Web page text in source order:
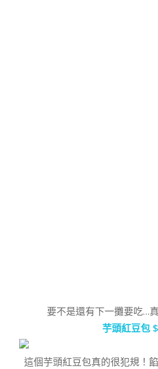
要不是還有下一攤要吃…
芋頭紅豆包
這個芋頭紅豆包真的很犯規！